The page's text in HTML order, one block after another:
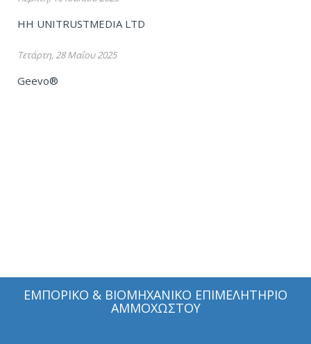
HH UNITRUSTMEDIA LTD
Τετάρτη, 28 Μαΐου 2025
Geevo®
ΕΜΠΟΡΙΚΟ & ΒΙΟΜΗΧΑΝΙΚΟ ΕΠΙΜΕΛΗΤΗΡΙΟ
ΑΜΜΟΧΩΣΤΟΥ